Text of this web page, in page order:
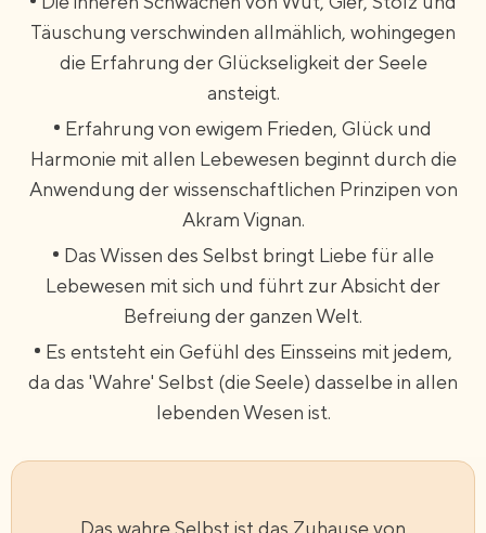
Täuschung verschwinden allmählich, wohingegen
die Erfahrung der Glückseligkeit der Seele
ansteigt.
Erfahrung von ewigem Frieden, Glück und
Harmonie mit allen Lebewesen beginnt durch die
Anwendung der wissenschaftlichen Prinzipen von
Akram Vignan.
Das Wissen des Selbst bringt Liebe für alle
Lebewesen mit sich und führt zur Absicht der
Befreiung der ganzen Welt.
Es entsteht ein Gefühl des Einsseins mit jedem,
da das 'Wahre' Selbst (die Seele) dasselbe in allen
lebenden Wesen ist.
Das wahre Selbst ist das Zuhause von